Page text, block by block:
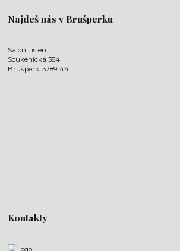
Najdeš nás v Brušperku
Salon Lisien
Soukenická 384
Brušperk, 3789 44
Kontakty